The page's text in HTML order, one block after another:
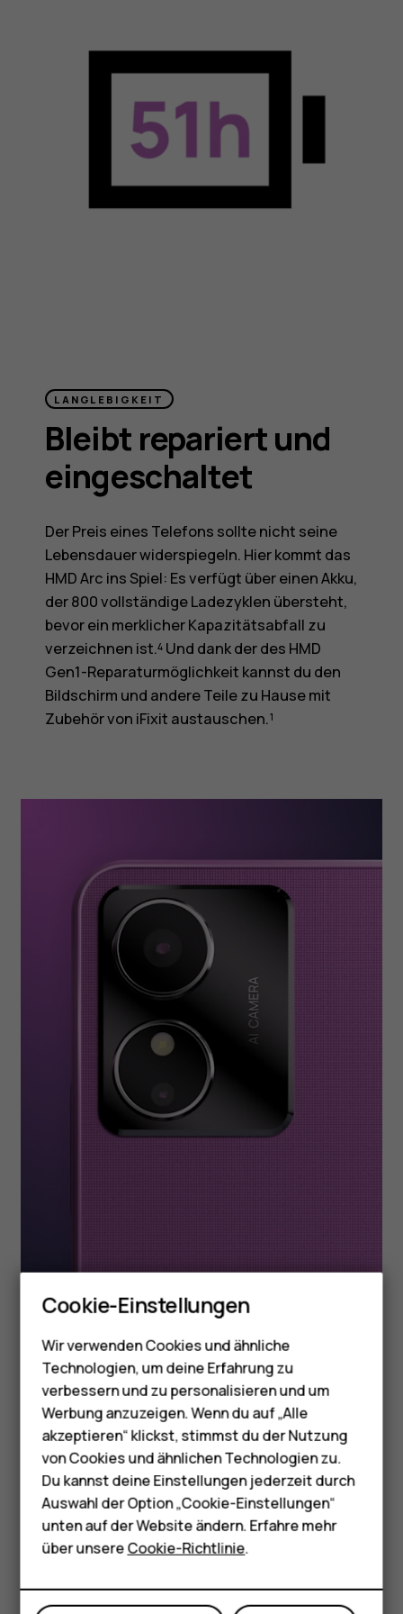
Smartphones
Feature Phones
Telefone für Senioren
Zubehör
HMD Terra M
Für Unternehmen
Tablets
Shop
Mein Konto
LANGLEBIGKEIT
Bleibt repariert und
eingeschaltet
Der Preis eines Telefons sollte nicht seine
Lebensdauer widerspiegeln. Hier kommt das
HMD Arc ins Spiel: Es verfügt über einen Akku,
der 800 vollständige Ladezyklen übersteht,
bevor ein merklicher Kapazitätsabfall zu
verzeichnen ist.⁴ Und dank der des HMD
Gen1-Reparaturmöglichkeit kannst du den
Bildschirm und andere Teile zu Hause mit
Zubehör von iFixit austauschen.¹
KAMERA
Der richtige Modus
für den richtigen
Schnappschuss
Cookie-Einstellungen
Wir verwenden Cookies und ähnliche
Technologien, um deine Erfahrung zu
verbessern und zu personalisieren und um
Werbung anzuzeigen. Wenn du auf „Alle
akzeptieren“ klickst, stimmst du der Nutzung
von Cookies und ähnlichen Technologien zu.
Du kannst deine Einstellungen jederzeit durch
Auswahl der Option „Cookie-Einstellungen“
unten auf der Website ändern. Erfahre mehr
über unsereCookie-Richtlinie.